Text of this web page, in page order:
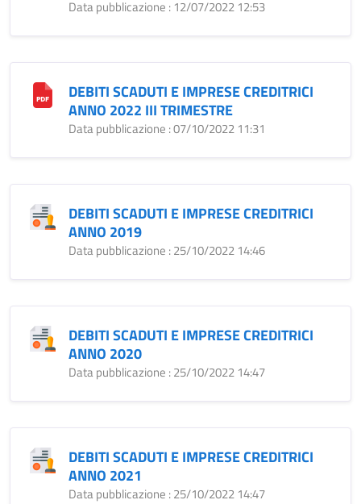
Data pubblicazione : 12/07/2022 12:53
DEBITI SCADUTI E IMPRESE CREDITRICI
ANNO 2022 III TRIMESTRE
Data pubblicazione : 07/10/2022 11:31
DEBITI SCADUTI E IMPRESE CREDITRICI
ANNO 2019
Data pubblicazione : 25/10/2022 14:46
DEBITI SCADUTI E IMPRESE CREDITRICI
ANNO 2020
Data pubblicazione : 25/10/2022 14:47
DEBITI SCADUTI E IMPRESE CREDITRICI
ANNO 2021
Data pubblicazione : 25/10/2022 14:47